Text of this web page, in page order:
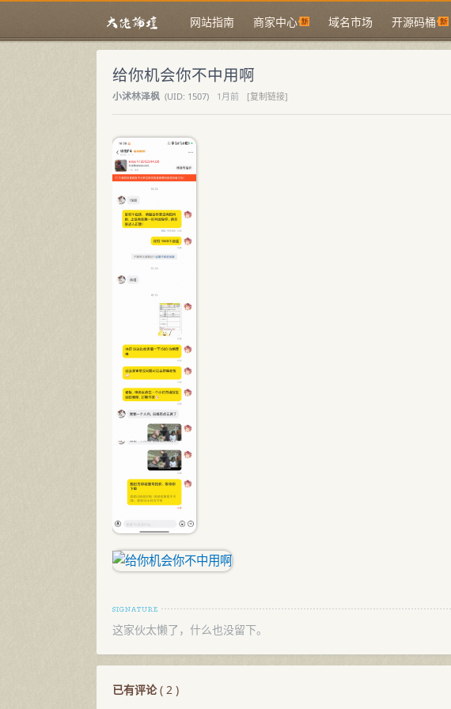
网站指南 商家中心 域名市场 开源码桶
给你机会你不中用啊
小沭林泽枫 (UID: 1507) 1月前
[复制链接]
这家伙太懒了，什么也没留下。
已有评论( 2 )